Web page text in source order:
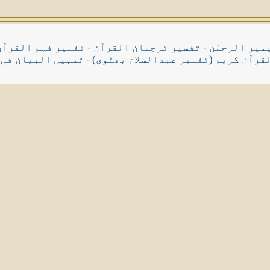
الرحمٰن - تفسیر ترجمان القرآن - تفسیر فہم
کریم (تفسیر عبدالسلام بھٹوی) - تسہیل البیان